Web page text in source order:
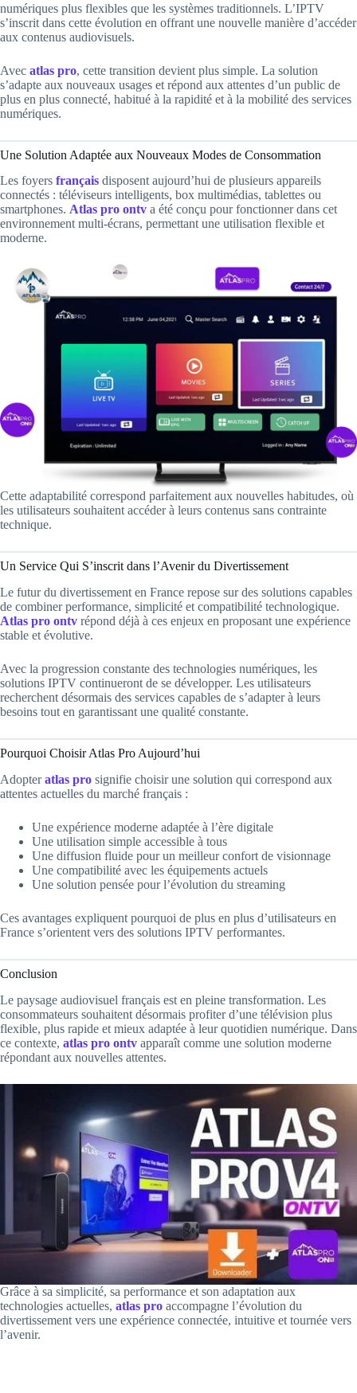
numériques plus flexibles que les systèmes traditionnels. L’IPTV
s’inscrit dans cette évolution en offrant une nouvelle manière d’accéder
aux contenus audiovisuels.
Avec atlas pro, cette transition devient plus simple. La solution
s’adapte aux nouveaux usages et répond aux attentes d’un public de
plus en plus connecté, habitué à la rapidité et à la mobilité des services
numériques.
Une Solution Adaptée aux Nouveaux Modes de Consommation
Les foyers français disposent aujourd’hui de plusieurs appareils
connectés : téléviseurs intelligents, box multimédias, tablettes ou
smartphones. Atlas pro ontv a été conçu pour fonctionner dans cet
environnement multi-écrans, permettant une utilisation flexible et
moderne.
Cette adaptabilité correspond parfaitement aux nouvelles habitudes, où
les utilisateurs souhaitent accéder à leurs contenus sans contrainte
technique.
Un Service Qui S’inscrit dans l’Avenir du Divertissement
Le futur du divertissement en France repose sur des solutions capables
de combiner performance, simplicité et compatibilité technologique.
Atlas pro ontv répond déjà à ces enjeux en proposant une expérience
stable et évolutive.
Avec la progression constante des technologies numériques, les
solutions IPTV continueront de se développer. Les utilisateurs
recherchent désormais des services capables de s’adapter à leurs
besoins tout en garantissant une qualité constante.
Pourquoi Choisir Atlas Pro Aujourd’hui
Adopteratlas pro signifie choisir une solution qui correspond aux
attentes actuelles du marché français :
Une expérience moderne adaptée à l’ère digitale
Une utilisation simple accessible à tous
Une diffusion fluide pour un meilleur confort de visionnage
Une compatibilité avec les équipements actuels
Une solution pensée pour l’évolution du streaming
Ces avantages expliquent pourquoi de plus en plus d’utilisateurs en
France s’orientent vers des solutions IPTV performantes.
Conclusion
Le paysage audiovisuel français est en pleine transformation. Les
consommateurs souhaitent désormais profiter d’une télévision plus
flexible, plus rapide et mieux adaptée à leur quotidien numérique. Dans
ce contexte, atlas pro ontv apparaît comme une solution moderne
répondant aux nouvelles attentes.
Grâce à sa simplicité, sa performance et son adaptation aux
technologies actuelles, atlas pro accompagne l’évolution du
divertissement vers une expérience connectée, intuitive et tournée vers
l’avenir.